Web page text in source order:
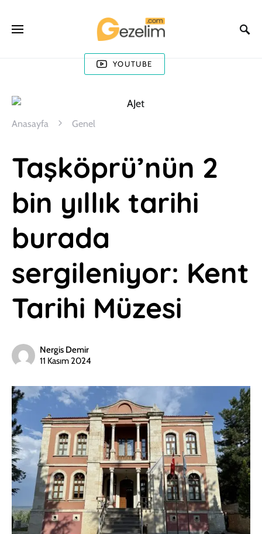
YOUTUBE
Anasayfa Genel
Taşköprü’nün 2
bin yıllık tarihi
burada
sergileniyor: Kent
Tarihi Müzesi
Nergis Demir
11 Kasım 2024